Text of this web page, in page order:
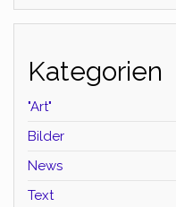
Kategorien
"Art"
Bilder
News
Text